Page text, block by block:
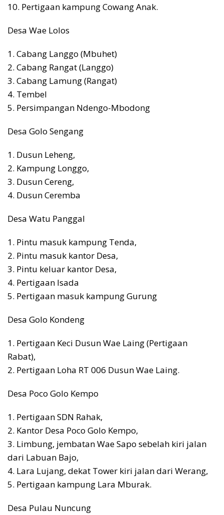
10. Pertigaan kampung Cowang Anak.
Desa Wae Lolos
1. Cabang Langgo (Mbuhet)
2. Cabang Rangat (Langgo)
3. Cabang Lamung (Rangat)
4. Tembel
5. Persimpangan Ndengo-Mbodong
Desa Golo Sengang
1. Dusun Leheng,
2. Kampung Longgo,
3. Dusun Cereng,
4. Dusun Ceremba
Desa Watu Panggal
1. Pintu masuk kampung Tenda,
2. Pintu masuk kantor Desa,
3. Pintu keluar kantor Desa,
4. Pertigaan Isada
5. Pertigaan masuk kampung Gurung
Desa Golo Kondeng
1. Pertigaan Keci Dusun Wae Laing (Pertigaan
Rabat),
2. Pertigaan Loha RT 006 Dusun Wae Laing.
Desa Poco Golo Kempo
1. Pertigaan SDN Rahak,
2. Kantor Desa Poco Golo Kempo,
3. Limbung, jembatan Wae Sapo sebelah kiri jalan
dari Labuan Bajo,
4. Lara Lujang, dekat Tower kiri jalan dari Werang,
5. Pertigaan kampung Lara Mburak.
Desa Pulau Nuncung